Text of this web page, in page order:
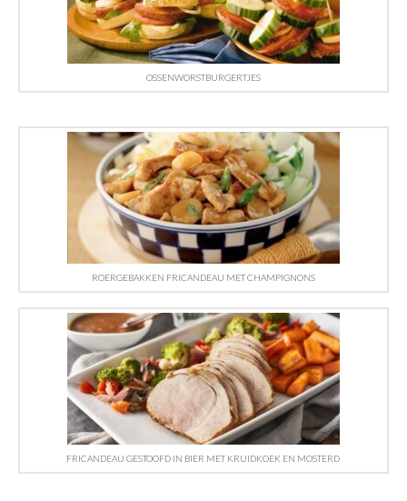
OSSENWORSTBURGERTJES
ROERGEBAKKEN FRICANDEAU MET CHAMPIGNONS
FRICANDEAU GESTOOFD IN BIER MET KRUIDKOEK EN MOSTERD